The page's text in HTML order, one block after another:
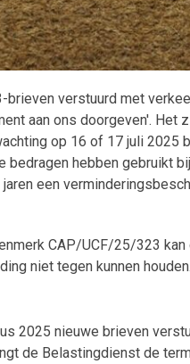
verstuurd met
aan ons doorgeven'. Het
op 16 of 17 juli 2025
hebben gebruikt
een
CAP/UCF/25/323
niet tegen kunnen
2025 nieuwe brieven
de Belastingdienst de